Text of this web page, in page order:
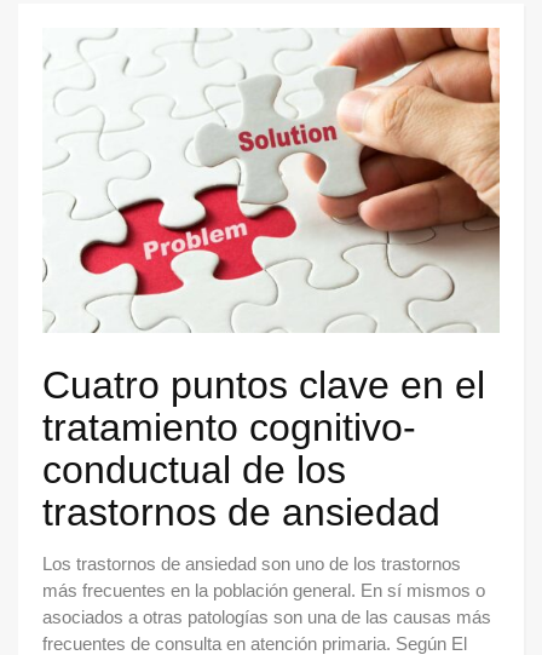
Cuatro puntos clave en el
tratamiento cognitivo-
conductual de los
trastornos de ansiedad
Los trastornos de ansiedad son uno de los trastornos
más frecuentes en la población general. En sí mismos o
asociados a otras patologías son una de las causas más
frecuentes de consulta en atención primaria. Según El